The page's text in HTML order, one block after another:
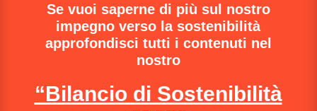
Se vuoi saperne di più sul nostro
impegno verso la sostenibilità
approfondisci tutti i contenuti nel
nostro
“Bilancio di Sostenibilità